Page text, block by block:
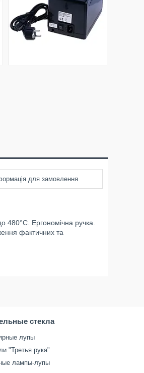
для замовлення
480°C. Ергономічна ручка.
фактичних та
стекла
лупы
"Третья рука"
лампы-лупы